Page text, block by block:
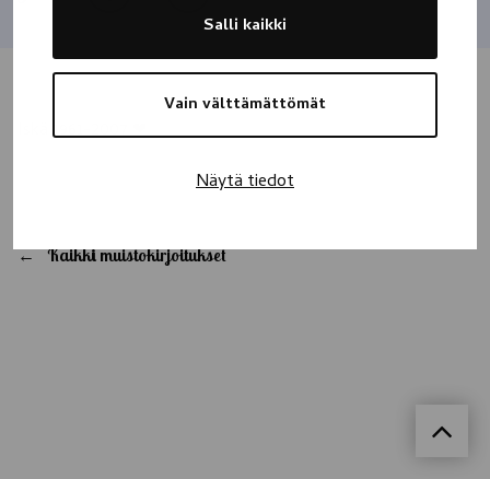
Vain välttämättömät
Salli kaikki
Näytä tiedot
Iskä 1961-2007 ❤
Kaikki muistokirjoitukset